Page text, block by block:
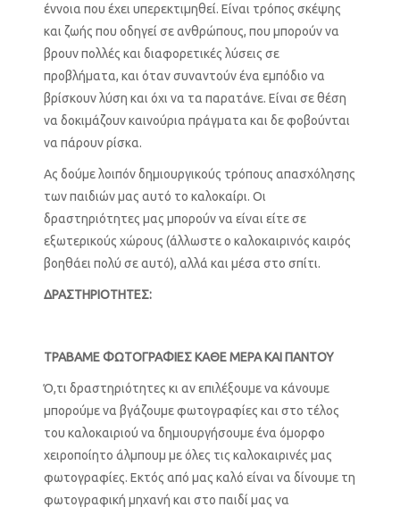
έννοια που έχει υπερεκτιμηθεί. Είναι τρόπος σκέψης
και ζωής που οδηγεί σε ανθρώπους, που μπορούν να
βρουν πολλές και διαφορετικές λύσεις σε
προβλήματα, και όταν συναντούν ένα εμπόδιο να
βρίσκουν λύση και όχι να τα παρατάνε. Είναι σε θέση
να δοκιμάζουν καινούρια πράγματα και δε φοβούνται
να πάρουν ρίσκα.
Ας δούμε λοιπόν δημιουργικούς τρόπους απασχόλησης
των παιδιών μας αυτό το καλοκαίρι. Οι
δραστηριότητες μας μπορούν να είναι είτε σε
εξωτερικούς χώρους (άλλωστε ο καλοκαιρινός καιρός
βοηθάει πολύ σε αυτό), αλλά και μέσα στο σπίτι.
ΔΡΑΣΤΗΡΙΟΤΗΤΕΣ:
ΤΡΑΒΑΜΕ ΦΩΤΟΓΡΑΦΙΕΣ ΚΑΘΕ ΜΕΡΑ ΚΑΙ ΠΑΝΤΟΥ
Ό,τι δραστηριότητες κι αν επιλέξουμε να κάνουμε
μπορούμε να βγάζουμε φωτογραφίες και στο τέλος
του καλοκαιριού να δημιουργήσουμε ένα όμορφο
χειροποίητο άλμπουμ με όλες τις καλοκαιρινές μας
φωτογραφίες. Εκτός από μας καλό είναι να δίνουμε τη
φωτογραφική μηχανή και στο παιδί μας να